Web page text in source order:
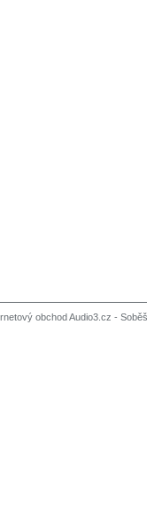
obchod Audio3.cz -